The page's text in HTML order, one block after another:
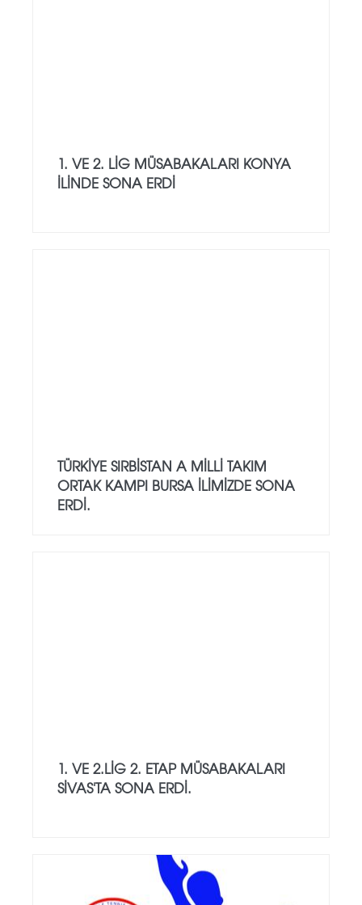
1. VE 2. LIG MÜSABAKALARI KONYA
İLINDE SONA ERDI
TÜRKİYE SIRBİSTAN A MİLLİ TAKIM
ORTAK KAMPI BURSA İLİMİZDE SONA
ERDİ.
1. VE 2.LİG 2. ETAP MÜSABAKALARI
SİVAS'TA SONA ERDİ.